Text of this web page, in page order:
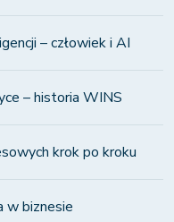
– człowiek i AI
– historia WINS
krok po kroku
w biznesie